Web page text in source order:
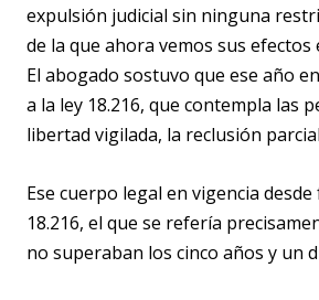
expulsión judicial sin ninguna
de la que ahora vemos sus
El abogado sostuvo que ese año
a la ley 18.216, que contempla las
libertad vigilada, la reclusión
Ese cuerpo legal en vigencia
18.216, el que se refería
no superaban los cinco años y un